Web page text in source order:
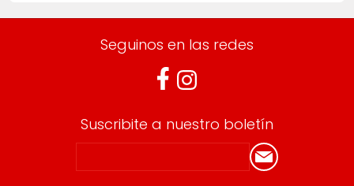
Seguinos en las redes
Suscribite a nuestro boletín